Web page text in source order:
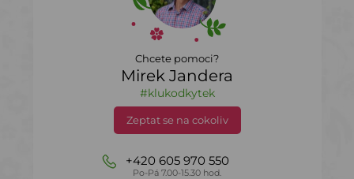
Chcete pomoci?
Mirek Jandera
#klukodkytek
Zeptat se na cokoliv
+420 605 970 550
Po-Pá 7.00-15.30 hod.